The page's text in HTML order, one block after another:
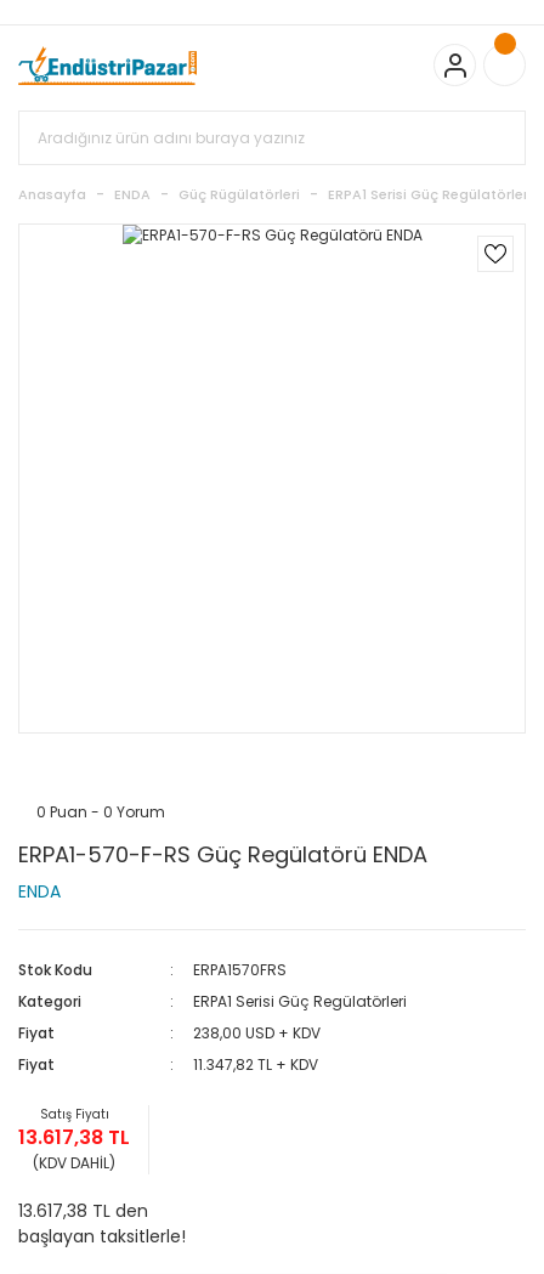
Bayonet J Tip Termokupul Ürünlerinde 50 Adet Alımlarda
Sepette Ekstra %5 İskonto...
50.000,00TL ve Üzeri EMKO Ürünleri
Alışverişlerinizde Sepette %5 EK İNDİRİM...
%15 İskonto... 50.000,00TL ve Üzeri GEMO Ürünleri
Alışverişlerinizde Sepette %3 EK İNDİRİM...
Standart Bayonet J Tip Termokupul Ürünlerinde 100 Adet
Anasayfa ENDA Güç Rügülatörleri ERPA1 Serisi Güç Regülatörleri
0 Puan - 0 Yorum
ERPA1-570-F-RS Güç Regülatörü ENDA
ENDA
Stok Kodu
ERPA1570FRS
Kategori
ERPA1 Serisi Güç Regülatörleri
Fiyat
238,00 USD + KDV
Fiyat
11.347,82 TL + KDV
Satış Fiyatı
13.617,38 TL
(KDV DAHİL)
13.617,38 TL den
başlayan taksitlerle!